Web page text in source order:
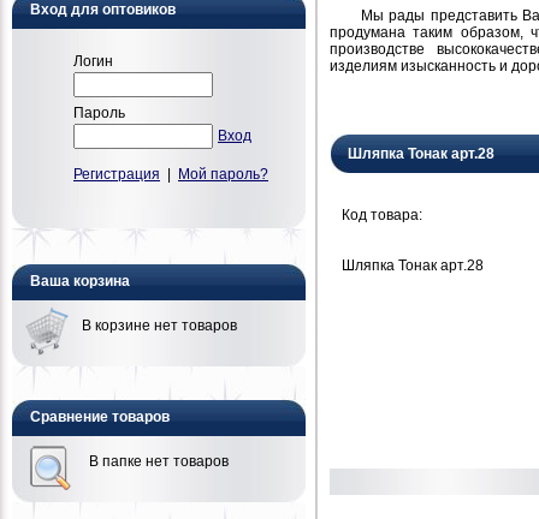
Вход для оптовиков
Логин
Пароль
Вход
Регистрация Мой пароль?
Ваша корзина
В корзине нет товаров
Сравнение товаров
В папке нет товаров
Мы рады представить Вам
продумана таким образом,
производстве
изделиям изысканность и
Шляпка Тонак арт.28
Код товара:
Шляпка Тонак арт.28